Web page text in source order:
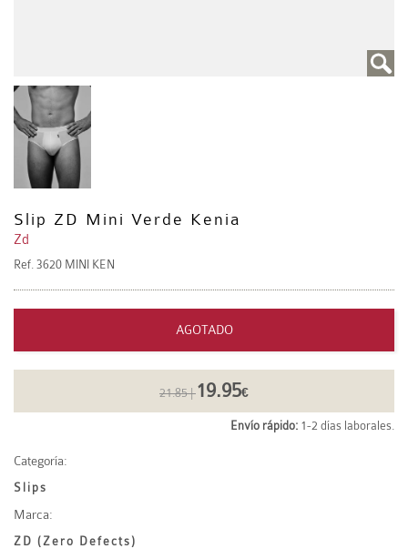
Slip ZD Mini Verde Kenia
Zd
Ref. 3620 MINI KEN
AGOTADO
21.85 |19.95€
Envío rápido: 1-2 días laborales.
Categoría:
Slips
Marca:
ZD (Zero Defects)